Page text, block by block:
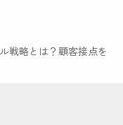
戦略とは？顧客接点を